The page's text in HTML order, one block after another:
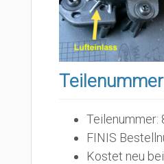
Teilenummer:
FINIS
Kostet neu